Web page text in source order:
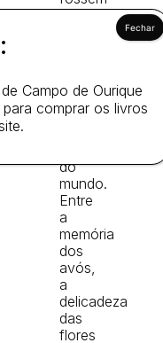
estrelas
beleza
na
mais
do
mundo.
Entre
a
memória
dos
avós,
a
delicadeza
das
flores
Campo de Ourique
comprar os livros